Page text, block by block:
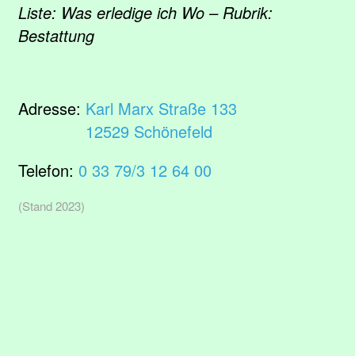
Liste: Was erledige ich Wo – Rubrik:
Bestattung
Adresse: Karl Marx Straße 133
12529 Schönefeld
Telefon: 0 33 79/3 12 64 00
(Stand 2023)